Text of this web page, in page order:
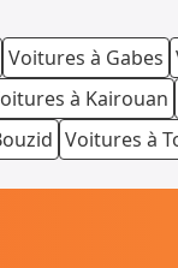
Voitures à Gabes
à Kairouan
Voitures à